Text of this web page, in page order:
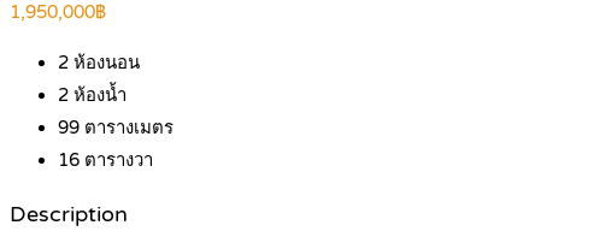
1,950,000฿
2 ห้องนอน
2 ห้องน้ำ
99 ตารางเมตร
16 ตารางวา
Description